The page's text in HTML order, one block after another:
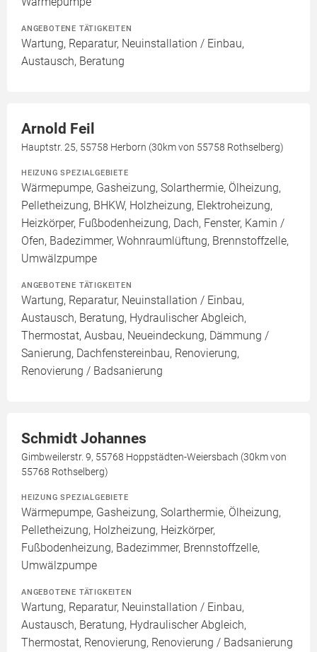
ANGEBOTENE TÄTIGKEITEN
Wartung, Reparatur, Neuinstallation / Einbau,
Austausch, Beratung
Arnold Feil
Hauptstr. 25, 55758 Herborn (30km von 55758 Rothselberg)
HEIZUNG SPEZIALGEBIETE
Wärmepumpe, Gasheizung, Solarthermie, Ölheizung,
Pelletheizung, BHKW, Holzheizung, Elektroheizung,
Heizkörper, Fußbodenheizung, Dach, Fenster, Kamin /
Ofen, Badezimmer, Wohnraumlüftung, Brennstoffzelle,
Umwälzpumpe
ANGEBOTENE TÄTIGKEITEN
Wartung, Reparatur, Neuinstallation / Einbau,
Austausch, Beratung, Hydraulischer Abgleich,
Thermostat, Ausbau, Neueindeckung, Dämmung /
Sanierung, Dachfenstereinbau, Renovierung,
Renovierung / Badsanierung
Schmidt Johannes
Gimbweilerstr. 9, 55768 Hoppstädten-Weiersbach (30km von
55768 Rothselberg)
HEIZUNG SPEZIALGEBIETE
Wärmepumpe, Gasheizung, Solarthermie, Ölheizung,
Pelletheizung, Holzheizung, Heizkörper,
Fußbodenheizung, Badezimmer, Brennstoffzelle,
Umwälzpumpe
ANGEBOTENE TÄTIGKEITEN
Wartung, Reparatur, Neuinstallation / Einbau,
Austausch, Beratung, Hydraulischer Abgleich,
Thermostat, Renovierung, Renovierung / Badsanierung